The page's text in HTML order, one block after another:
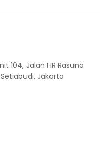
104, Jalan HR Rasuna
Jakarta